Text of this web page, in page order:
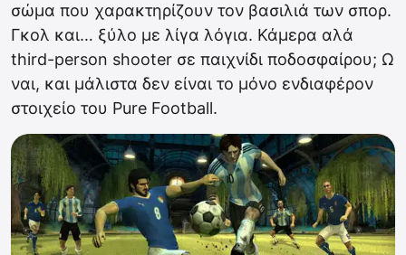
σώμα που χαρακτηρίζουν τον βασιλιά των σπορ.
Γκολ και… ξύλο με λίγα λόγια. Κάμερα αλά
third-person shooter σε παιχνίδι ποδοσφαίρου; Ω
ναι, και μάλιστα δεν είναι το μόνο ενδιαφέρον
στοιχείο του Pure Football.